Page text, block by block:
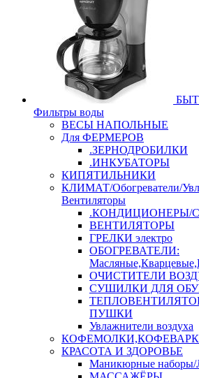
Фильтры воды
ВЕСЫ НАПОЛЬНЫЕ
Для ФЕРМЕРОВ
.ЗЕРНОДРОБИЛКИ
.ИНКУБАТОРЫ
КИПЯТИЛЬНИКИ
КЛИМАТ/Обогреватели/
Вентиляторы
.КОНДИЦИОНЕРЫ/
ВЕНТИЛЯТОРЫ
ГРЕЛКИ электро
ОБОГРЕВАТЕЛИ:
ОЧИСТИТЕЛИ
СУШИЛКИ ДЛЯ
ПУШКИ
Увлажнители воздуха
КРАСОТА И ЗДОРОВЬЕ
Маникюрные наборы/